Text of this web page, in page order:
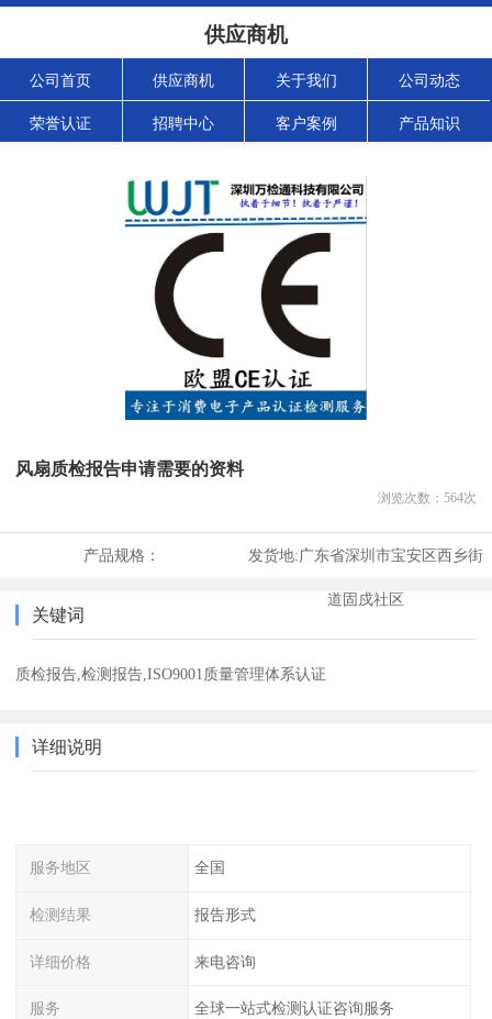
供应商机
公司首页 供应商机 关于我们 公司动态
荣誉认证 招聘中心 客户案例 产品知识
风扇质检报告申请需要的资料
浏览次数： 564次
产品规格： 发货地:广东省深圳市宝安区西乡街
道固戍社区
关键词
质检报告,检测报告,ISO9001质量管理体系认证
详细说明
服务地区 全国
检测结果 报告形式
详细价格 来电咨询
服务 全球一站式检测认证咨询服务